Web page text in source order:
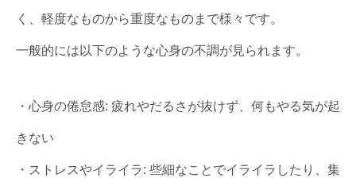
く、軽度なものから重度なものまで様々です。
一般的には以下のような心身の不調が見られます。
・心身の倦怠感: 疲れやだるさが抜けず、何もやる気が起
きない
・ストレスやイライラ: 些細なことでイライラしたり、集